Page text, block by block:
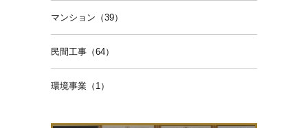
マンション（39）
民間工事（64）
環境事業（1）